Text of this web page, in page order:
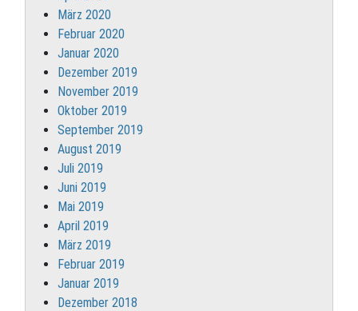
März 2020
Februar 2020
Januar 2020
Dezember 2019
November 2019
Oktober 2019
September 2019
August 2019
Juli 2019
Juni 2019
Mai 2019
April 2019
März 2019
Februar 2019
Januar 2019
Dezember 2018